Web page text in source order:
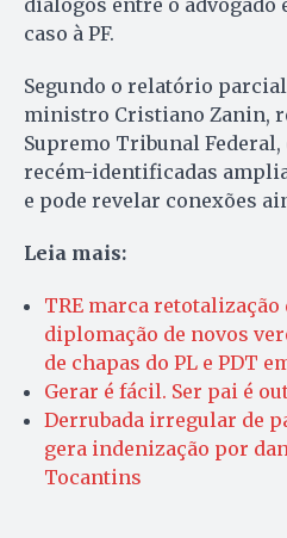
caso à PF.
Segundo o relatório
ministro Cristiano Zanin,
Supremo Tribunal
recém-identificadas
e pode revelar conexões
Leia mais:
TRE marca retotalização
diplomação de novos
de chapas do PL e PDT
Gerar é fácil. Ser pai é
Derrubada irregular de
gera indenização por
Tocantins